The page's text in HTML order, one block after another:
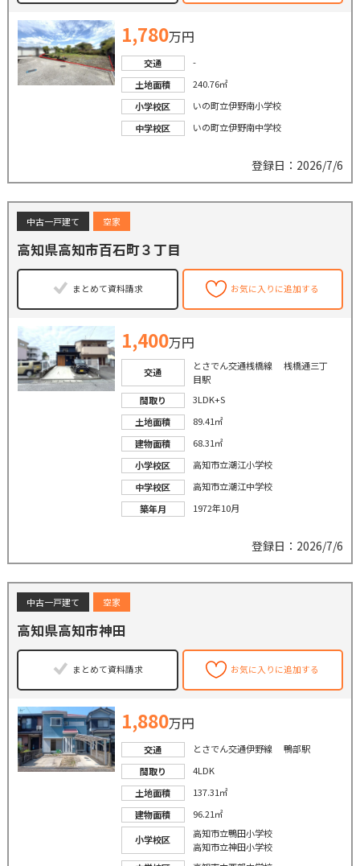
1,780万円
交通
-
土地面積
240.76㎡
小学校区
いの町立伊野南小学校
中学校区
いの町立伊野南中学校
登録日：2026/7/6
中古一戸建て 空家
高知県高知市百石町３丁目
まとめて資料請求 お気に入りに追加する
1,400万円
交通
とさでん交通桟橋線 桟橋通三丁
目駅
間取り
3LDK+S
土地面積
89.41㎡
建物面積
68.31㎡
小学校区
高知市立潮江小学校
中学校区
高知市立潮江中学校
築年月
1972年10月
登録日：2026/7/6
中古一戸建て 空家
高知県高知市神田
まとめて資料請求 お気に入りに追加する
1,880万円
交通
とさでん交通伊野線 鴨部駅
間取り
4LDK
土地面積
137.31㎡
建物面積
96.21㎡
小学校区
高知市立鴨田小学校
高知市立神田小学校